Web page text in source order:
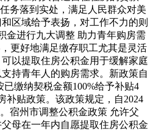
务落到实处，满足人民群众对美
区域给予表扬，对工作不力的则
金进行九大调整 助力青年购房需
更好地满足缴存职工尤其是灵活
以提取住房公积金用于缓解家庭
持青年人的购房需求。新政策自
缴纳契税金额100%给予补贴4
补贴政策。该政策规定，自2024
宿州市调整公积金政策 允许父
母在一年内自愿提取住房公积金